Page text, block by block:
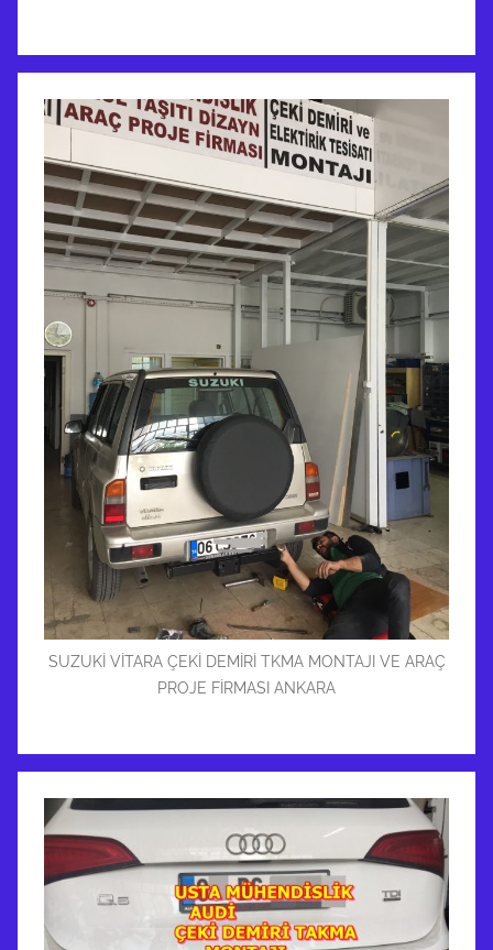
SUZUKİ VİTARA ÇEKİ DEMİRİ TKMA MONTAJI VE ARAÇ
PROJE FİRMASI ANKARA